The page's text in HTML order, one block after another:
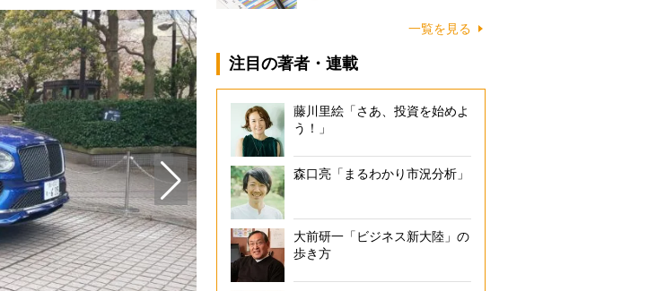
一覧を見る
注目の著者・連載
藤川里絵「さあ、投資を始めよ
う！」
森口亮「まるわかり市況分析」
大前研一「ビジネス新大陸」の
歩き方